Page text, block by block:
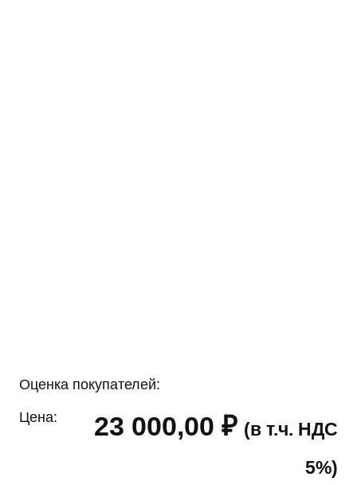
Оценка покупателей:
Цена: 23 000,00 ₽ (в т.ч. НДС
5%)